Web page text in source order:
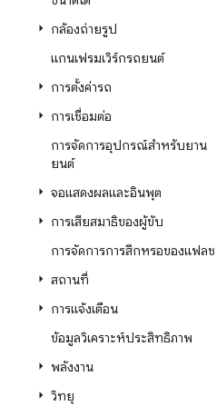
กล้องถ่ายรูป
แกนเฟรมเวิร์กรถยนต์
การตั้งค่ารถ
การเชื่อมต่อ
การจัดการอุปกรณ์สำหรับยาน
ยนต์
จอแสดงผลและอินพุต
การเสียสมาธิของผู้ขับ
การจัดการการสึกหรอของแฟลช
สถานที่
การแจ้งเตือน
ข้อมูลวิเคราะห์ประสิทธิภาพ
พลังงาน
วิทยุ